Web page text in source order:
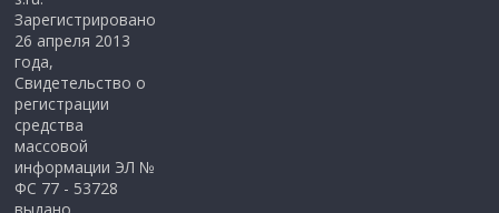
Зарегистрировано
26 апреля 2013
года,
Свидетельство о
регистрации
средства
массовой
информации ЭЛ №
ФС 77 - 53728